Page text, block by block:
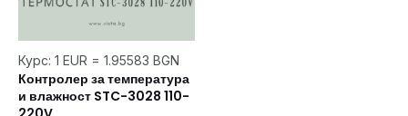
Курс: 1 EUR = 1.95583 BGN
Контролер за температура
и влажност STC-3028 110-